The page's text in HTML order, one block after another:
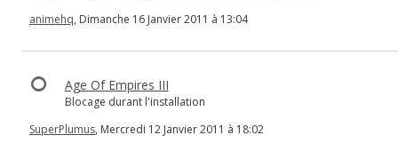
animehq, Dimanche 16 Janvier 2011 à 13:04
Age Of Empires III
Blocage durant l'installation
SuperPlumus, Mercredi 12 Janvier 2011 à 18:02